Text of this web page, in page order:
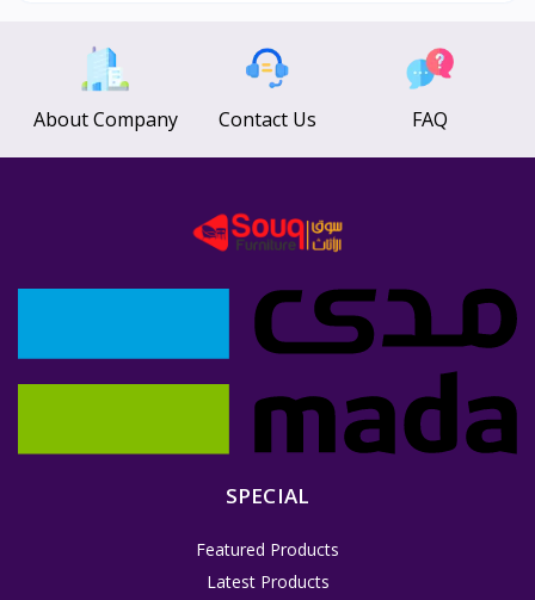
About Company Contact Us FAQ
SPECIAL
Featured Products
Latest Products